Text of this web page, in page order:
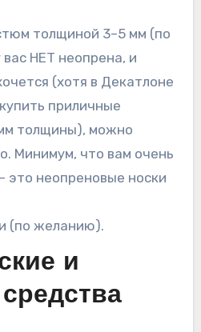
толщиной 3–5 мм (по
НЕТ неопрена, и
(хотя в Декатлоне
приличные
толщины), можно
Минимум, что вам очень
это неопреновые носки
(по желанию).
и